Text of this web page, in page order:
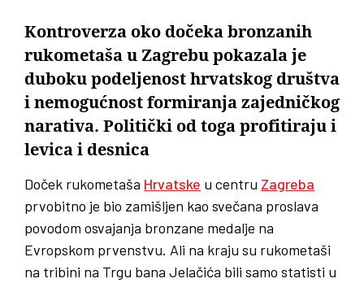
Kontroverza oko dočeka bronzanih
rukometaša u Zagrebu pokazala je
duboku podeljenost hrvatskog društva
i nemogućnost formiranja zajedničkog
narativa. Politički od toga profitiraju i
levica i desnica
Doček rukometaša Hrvatske u centru Zagreba
prvobitno je bio zamišljen kao svečana proslava
povodom osvajanja bronzane medalje na
Evropskom prvenstvu. Ali na kraju su rukometaši
na tribini na Trgu bana Jelačića bili samo statisti u